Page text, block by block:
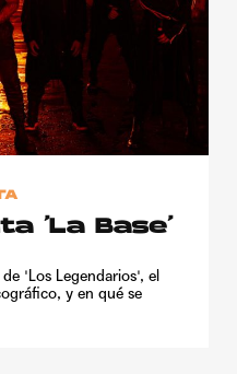
‘La Base’
de 'Los Legendarios', el
y en qué se